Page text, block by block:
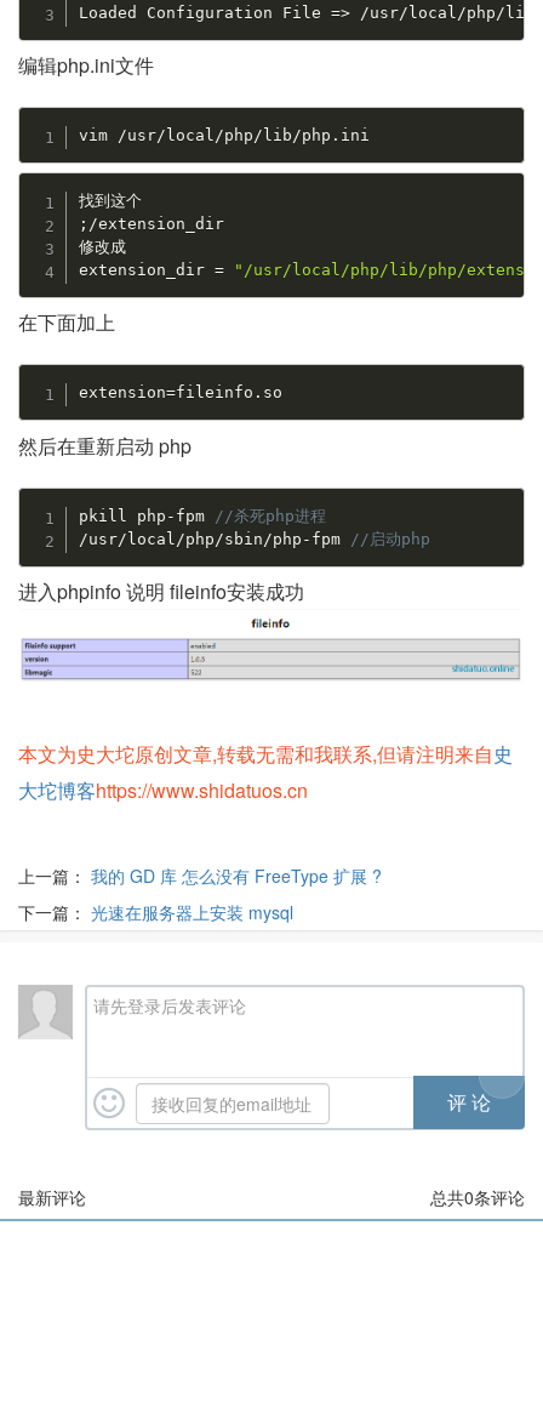
Loaded Configuration File => /usr/local /php /lib
编辑php.ini文件
vim /usr/ local/php/ lib/php . ini
; /extension_dir
修改成
extension_dir = "/usr/local/php/lib/php/
在下面加上
extension=fileinfo . so
然后在重新启动 php
pkill php - fpm
//杀死php进程
/usr/local /php /sbin /php - fpm //启动php
进入phpinfo 说明 fileinfo安装成功
本文为史大坨原创文章,转载无需和我联系,但请注明来自史
大坨博客https://www.shidatuos.cn
上一篇： 我的 GD 库 怎么没有 FreeType 扩展 ?
下一篇： 光速在服务器上安装 mysql
请先登录后发表评论
最新评论 总共0条评论